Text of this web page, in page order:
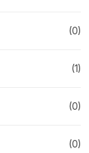
(0)
(1)
(0)
(0)